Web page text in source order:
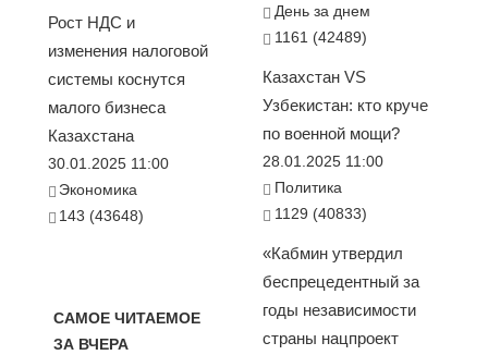
Рост НДС и
изменения налоговой
системы коснутся
малого бизнеса
Казахстана
30.01.2025 11:00
Экономика
143 (43648)
САМОЕ ЧИТАЕМОЕ
ЗА ВЧЕРА
День за днем
1161 (42489)
Казахстан VS
Узбекистан: кто круче
по военной мощи?
28.01.2025 11:00
Политика
1129 (40833)
«Кабмин утвердил
беспрецедентный за
годы независимости
страны нацпроект